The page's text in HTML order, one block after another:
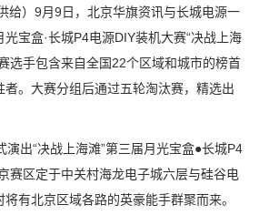
）9月9日，北京华旗资讯与长城电源一
宝盒·长城P4电源DIY装机大赛“决战上海
选手包含来自全国22个区域和城市的榜首
者。大赛分组后通过五轮淘汰赛，精选出
出“决战上海滩”第三届月光宝盒●长城P4
赛区定于中关村海龙电子城六层与硅谷电
有北京区域各路的英豪能手群聚而来。